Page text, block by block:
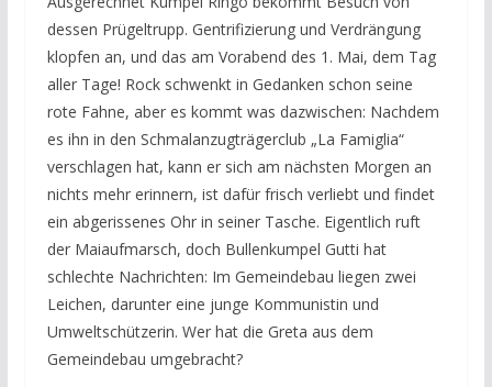
dessen Prügeltrupp. Gentrifizierung und Verdrängung
klopfen an, und das am Vorabend des 1. Mai, dem Tag
aller Tage! Rock schwenkt in Gedanken schon seine
rote Fahne, aber es kommt was dazwischen: Nachdem
es ihn in den Schmalanzugträgerclub „La Famiglia“
verschlagen hat, kann er sich am nächsten Morgen an
nichts mehr erinnern, ist dafür frisch verliebt und findet
ein abgerissenes Ohr in seiner Tasche. Eigentlich ruft
der Maiaufmarsch, doch Bullenkumpel Gutti hat
schlechte Nachrichten: Im Gemeindebau liegen zwei
Leichen, darunter eine junge Kommunistin und
Umweltschützerin. Wer hat die Greta aus dem
Gemeindebau umgebracht?